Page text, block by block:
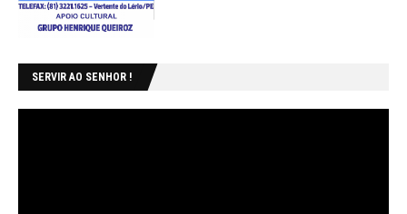
SERVIR AO SENHOR !